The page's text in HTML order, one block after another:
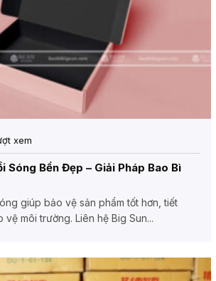
xem
Sóng Bền Đẹp – Giải Pháp Bao Bì
giúp bảo vệ sản phẩm tốt hơn, tiết
vệ môi trường. Liên hệ Big Sun...